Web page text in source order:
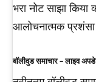
भरा नोट साझा
आलोचनात्मक प्रशंसा
बॉलीवुड समाचार – लाइव